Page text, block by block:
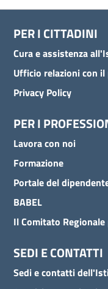
PER I CITTADINI
Cura e assistenza
Ufficio relazioni con
Privacy Policy
PER I
Lavora con noi
Formazione
Portale del
BABEL
Il Comitato Regionale
SEDI E CONTATTI
Sedi e contatti